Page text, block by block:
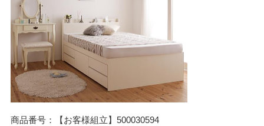
商品番号：【お客様組立】500030594